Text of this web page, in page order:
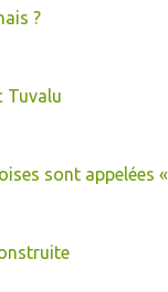
?
Tuvalu
sont appelées